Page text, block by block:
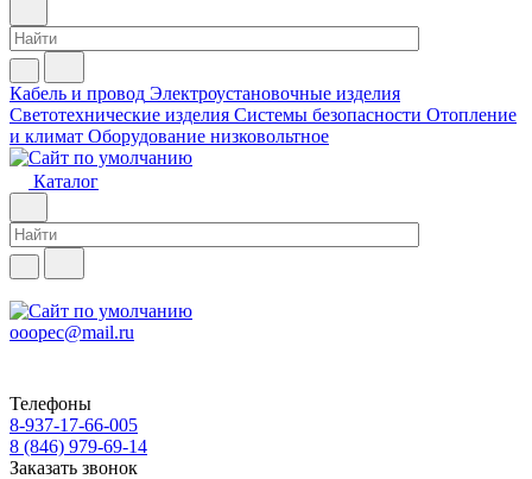
Кабель и провод Электроустановочные изделия
Светотехнические изделия Системы безопасности Отопление
и климат Оборудование низковольтное
Каталог
ooopec@mail.ru
Телефоны
8-937-17-66-005
8 (846) 979-69-14
Заказать звонок